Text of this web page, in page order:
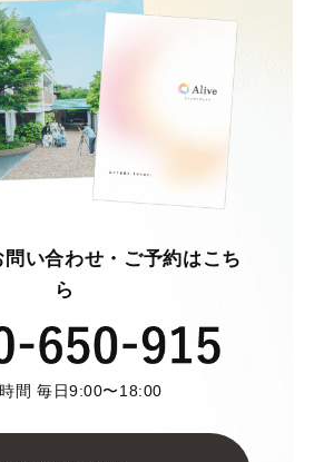
い合わせ・ご予約はこち
ら
間 毎日9:00〜18:00